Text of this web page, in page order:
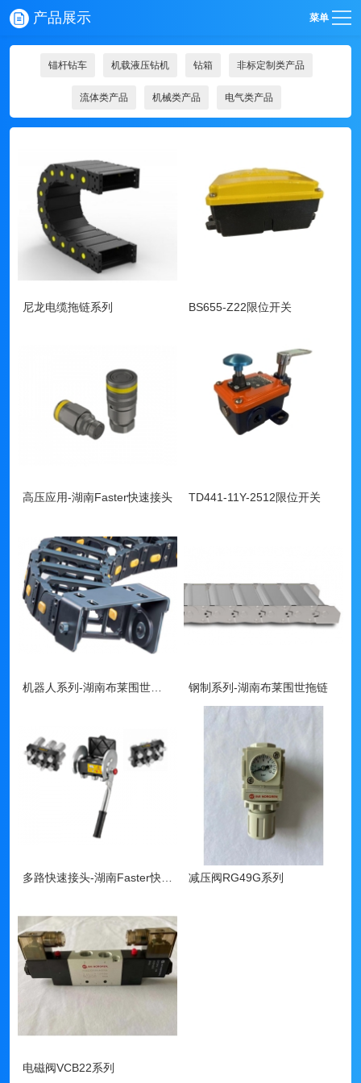
产品展示 菜单
锚杆钻车 机载液压钻机 钻箱 非标定制类产品
流体类产品 机械类产品 电气类产品
尼龙电缆拖链系列 BS655-Z22限位开关
高压应用-湖南Faster快速接头 TD441-11Y-2512限位开关
钢制系列-湖南布莱围世拖链
减压阀RG49G系列
电磁阀VCB22系列